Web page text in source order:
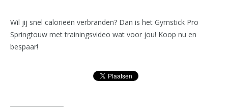
Wil jij snel calorieën verbranden? Dan is het Gymstick Pro
Springtouw met trainingsvideo wat voor jou! Koop nu en
bespaar!